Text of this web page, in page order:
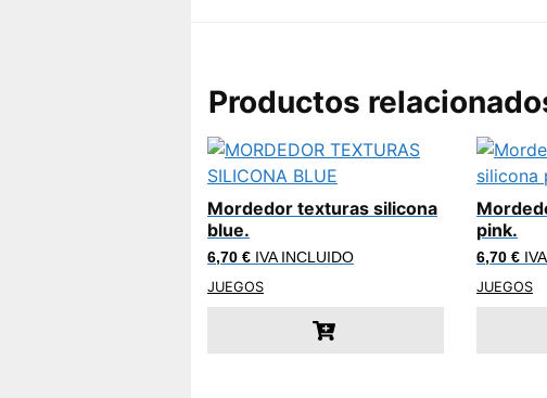
Productos
Mordedor texturas silicona
blue.
6,70 € IVA INCLUIDO
JUEGOS
pink.
6,70 €
JUEGOS